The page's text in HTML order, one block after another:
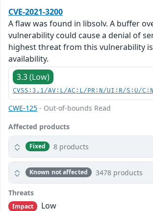
CVE-2021-3200
A flaw was found in libsolv. A buffer
vulnerability could cause a denial of
highest threat from this vulnerability
availability.
3.3 (Low)
CVSS:3.1/AV:L/AC:L/PR:N/UI:R/S:U/
CWE-125 - Out-of-bounds Read
Affected products
Fixed 8 products
Known not affected 3478 products
Threats
Impact Low